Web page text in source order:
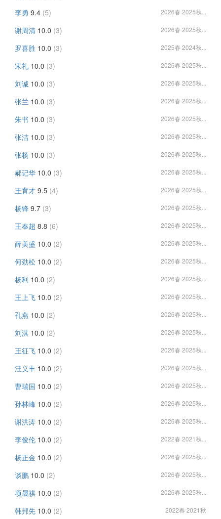
李勇 9.4 (5) 2026春 2025秋...
谢周清 10.0 (3) 2026春 2025秋...
罗喜胜 10.0 (3) 2025春 2024秋...
宋礼 10.0 (3) 2026春 2025秋...
刘诚 10.0 (3) 2026春 2025秋...
张兰 10.0 (3) 2026春 2025秋...
朱书 10.0 (3) 2026春 2025秋...
张洁 10.0 (3) 2026春 2025秋...
张杨 10.0 (3) 2026春 2025秋...
郝记华 10.0 (3) 2026春 2025秋...
王育才 9.5 (4) 2026春 2025秋...
杨锋 9.7 (3) 2026春 2025秋...
王奉超 8.8 (6) 2026春 2025秋...
薛美盛 10.0 (2) 2026春 2025秋...
何劲松 10.0 (2) 2026春 2025秋...
杨利 10.0 (2) 2026春 2025秋...
王上飞 10.0 (2) 2026春 2025秋...
孔燕 10.0 (2) 2026春 2025秋...
刘淇 10.0 (2) 2026春 2025秋...
王征飞 10.0 (2) 2026春 2025秋...
汪义丰 10.0 (2) 2026春 2025秋...
曹瑞国 10.0 (2) 2026春 2025秋...
孙林峰 10.0 (2) 2026春 2025秋...
谢洪涛 10.0 (2) 2026春 2025秋...
李俊伦 10.0 (2) 2022春 2021秋...
杨正金 10.0 (2) 2026春 2025秋...
谈鹏 10.0 (2) 2026春 2025秋...
项晟祺 10.0 (2) 2026春 2025秋...
韩邦先 10.0 (2) 2022春 2021秋